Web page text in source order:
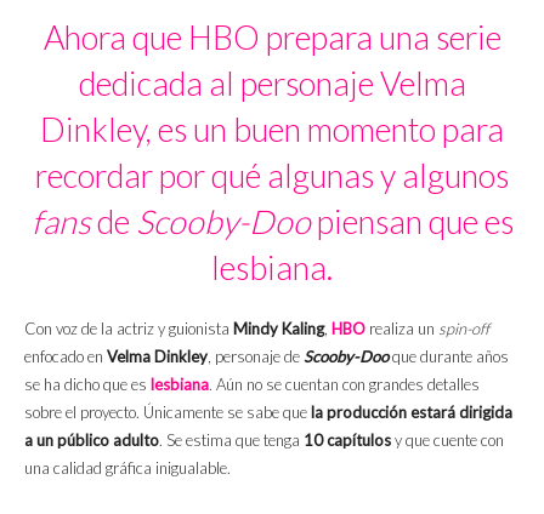
Ahora que HBO prepara una serie
dedicada al personaje Velma
Dinkley, es un buen momento para
recordar por qué algunas y algunos
fansde Scooby-Doopiensan que es
lesbiana.
Con voz de la actriz y guionista Mindy Kaling, HBO realiza un spin-off
enfocado en Velma Dinkley, personaje deScooby-Dooque durante años
se ha dicho que es lesbiana. Aún no se cuentan con grandes detalles
sobre el proyecto. Únicamente se sabe que la producción estará dirigida
a un público adulto. Se estima que tenga 10 capítulosy que cuente con
una calidad gráfica inigualable.